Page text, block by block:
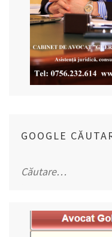
GOOGLE
după: